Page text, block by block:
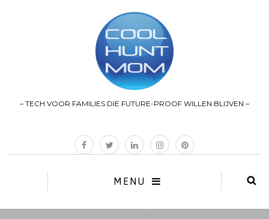
– TECH VOOR FAMILIES DIE FUTURE-PROOF WILLEN BLIJVEN –
MENU